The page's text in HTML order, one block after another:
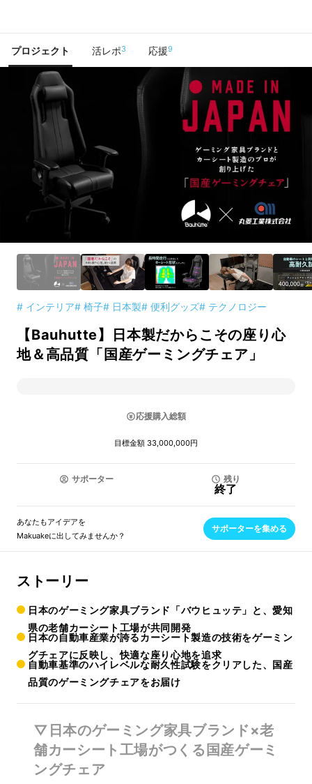
プロジェクト 活レポ3 応援9
# インテリア# 椅子# 日本製# 便利グッズ# テクノロジー
【Bauhutte】日本製だからこその座り心
地＆高品質「国産ゲーミングチェア」
応援購入総額
目標金額 33,000,000円
サポーター 残り
終了
あなたもアイデアを
Makuakeに出してみませんか？
サポーターを集める
ストーリー
日本のゲーミング家具ブランド「バウヒュッテ」と、愛知
県の老舗カーシート工場が共同開発
日本の自動車産業が誇るカーシート製造の技術をゲーミン
グチェアに反映し、快適な座り心地を追求
自動車基準のハイレベルな耐久性試験をクリアした、国産
品質のゲーミングチェアをお届け
▽日本のゲーミング家具ブランド×老
舗カーシート工場がつくる国産ゲーミ
ングチェア